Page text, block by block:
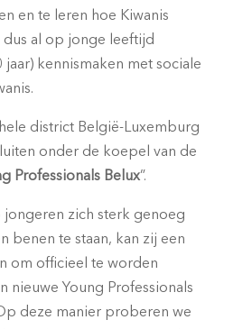
en te leren hoe Kiwanis
al op jonge leeftijd
jaar) kennismaken met sociale
district België-Luxemburg
onder de koepel van de
Professionals Belux”.
zich sterk genoeg
benen te staan, kan zij een
om officieel te worden
nieuwe Young Professionals
deze manier proberen we